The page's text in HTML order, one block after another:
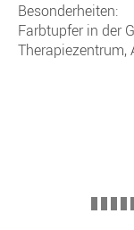
Besonderheiten:
Farbtupfer in der
Therapiezentrum,